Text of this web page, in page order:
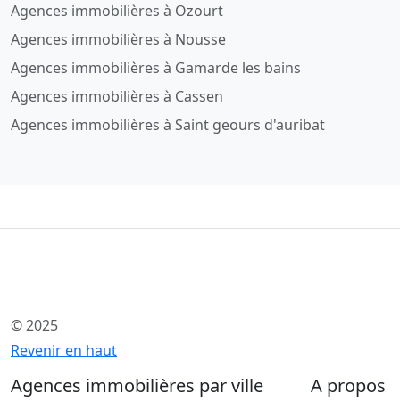
Agences immobilières à Ozourt
Agences immobilières à Nousse
Agences immobilières à Gamarde les bains
Agences immobilières à Cassen
Agences immobilières à Saint geours d'auribat
© 2025
Revenir en haut
Agences immobilières par ville A propos